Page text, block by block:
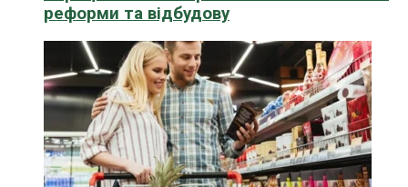
реформи та відбудову